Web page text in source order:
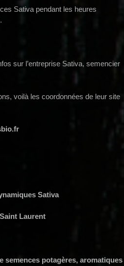
Sativa pendant les heures
sur l’entreprise Sativa, semencier
voilà les coordonnées de leur site
Sativa
Laurent
semences potagères, aromatiques